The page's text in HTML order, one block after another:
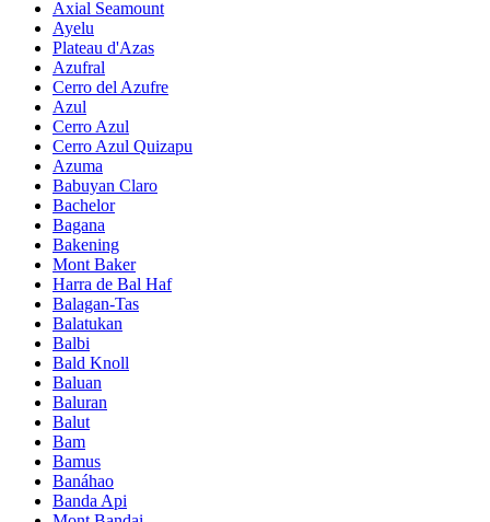
Axial Seamount
Ayelu
Plateau d'Azas
Azufral
Cerro del Azufre
Azul
Cerro Azul
Cerro Azul Quizapu
Azuma
Babuyan Claro
Bachelor
Bagana
Bakening
Mont Baker
Harra de Bal Haf
Balagan-Tas
Balatukan
Balbi
Bald Knoll
Baluan
Baluran
Balut
Bam
Bamus
Banáhao
Banda Api